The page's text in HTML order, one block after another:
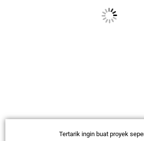
Tertarik ingin buat proyek